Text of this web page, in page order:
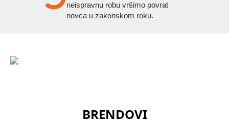
neispravnu robu vršimo povrat
novca u zakonskom roku.
BRENDOVI